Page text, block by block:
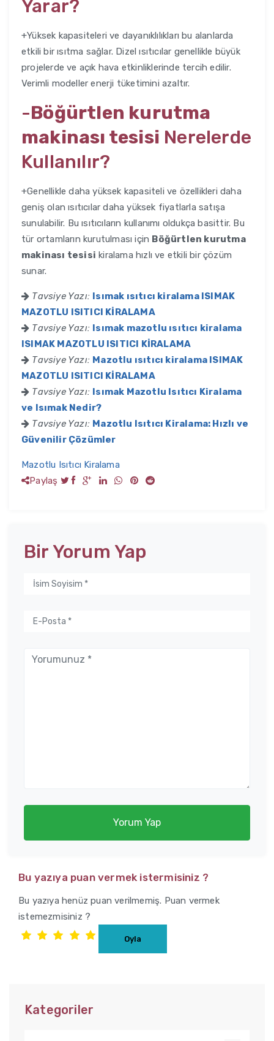
Yarar?
+Yüksek kapasiteleri ve dayanıklılıkları bu alanlarda
etkili bir ısıtma sağlar. Dizel ısıtıcılar genellikle büyük
projelerde ve açık hava etkinliklerinde tercih edilir.
Verimli modeller enerji tüketimini azaltır.
-Böğürtlen kurutma
makinası tesisi Nerelerde
Kullanılır?
+Genellikle daha yüksek kapasiteli ve özellikleri daha
geniş olan ısıtıcılar daha yüksek fiyatlarla satışa
sunulabilir. Bu ısıtıcıların kullanımı oldukça basittir. Bu
tür ortamların kurutulması için Böğürtlen kurutma
makinası tesisi kiralama hızlı ve etkili bir çözüm
sunar.
Tavsiye Yazı: Isımak ısıtıcı kiralama ISIMAK
MAZOTLU ISITICI KİRALAMA
Tavsiye Yazı: Isımak mazotlu ısıtıcı kiralama
ISIMAK MAZOTLU ISITICI KİRALAMA
Tavsiye Yazı: Mazotlu ısıtıcı kiralama ISIMAK
MAZOTLU ISITICI KİRALAMA
Tavsiye Yazı: Isımak Mazotlu Isıtıcı Kiralama
ve Isımak Nedir?
Tavsiye Yazı: Mazotlu Isıtıcı Kiralama: Hızlı ve
Güvenilir Çözümler
Mazotlu Isıtıcı Kiralama
Paylaş
Bir Yorum Yap
Yorum Yap
Bu yazıya puan vermek istermisiniz ?
Bu yazıya henüz puan verilmemiş. Puan vermek
istemezmisiniz ?
Kategoriler